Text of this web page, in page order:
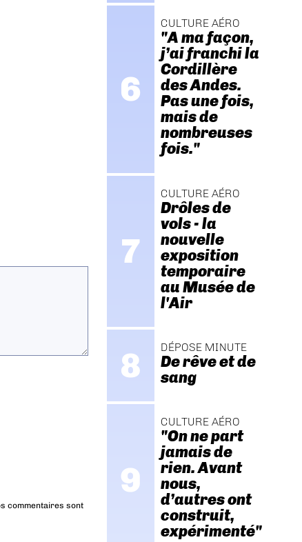
commentaires sont
CULTURE AÉRO
"A ma façon,
j’ai franchi la
Cordillère
des Andes.
Pas une fois,
mais de
nombreuses
fois."
CULTURE AÉRO
Drôles de
vols - la
nouvelle
exposition
temporaire
au Musée de
l'Air
DÉPOSE MINUTE
De rêve et de
sang
CULTURE AÉRO
"On ne part
jamais de
rien. Avant
nous,
d’autres ont
construit,
expérimenté"